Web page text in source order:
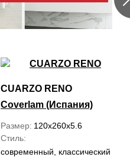
CUARZO RENO
Coverlam (Испания)
Размер 120x260x5.6
Стиль
современный, классический